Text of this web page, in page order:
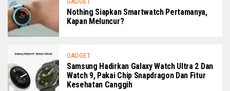
GADGET
Nothing Siapkan Smartwatch Pertamanya,
Kapan Meluncur?
GADGET
Samsung Hadirkan Galaxy Watch Ultra 2 Dan
Watch 9, Pakai Chip Snapdragon Dan Fitur
Kesehatan Canggih